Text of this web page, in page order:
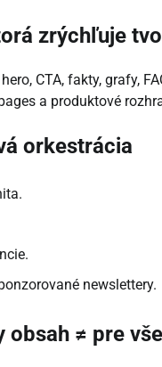
zrýchľuje
CTA, fakty, grafy,
a produktové
orkestrácia
newslettery.
≠ pre